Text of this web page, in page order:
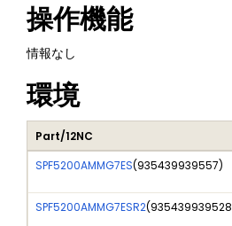
操作機能
情報なし
環境
Part/12NC
SPF5200AMMG7ES(935439939557)
SPF5200AMMG7ESR2(935439939528